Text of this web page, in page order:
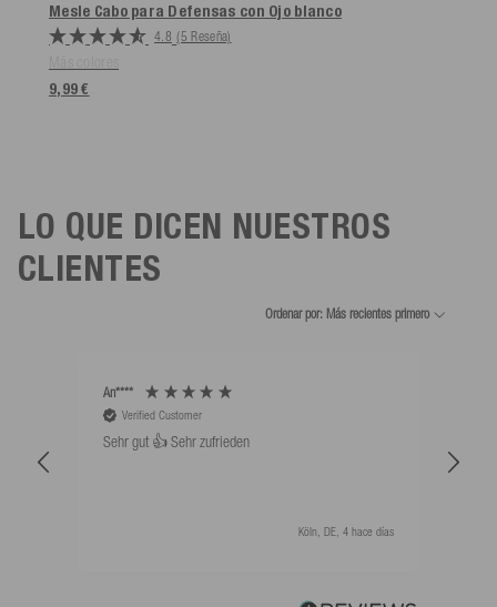
Mesle Cabo para Defensas con Ojo blanco
4.8 (5 Reseña)
9,99 €
LO QUE DICEN NUESTROS
CLIENTES
Ordenar por: Más recientes primero
An****
Verified Customer
Sehr gut 👍 Sehr zufrieden
Köln, DE, 4 hace días